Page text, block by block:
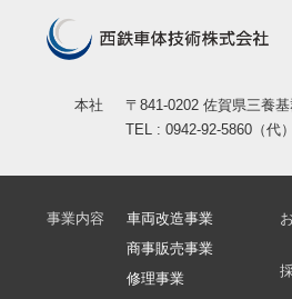
本社
〒841-0202 佐賀県三養
TEL : 0942-92-5860（代
事業内容
車両改造事業
商事販売事業
修理事業